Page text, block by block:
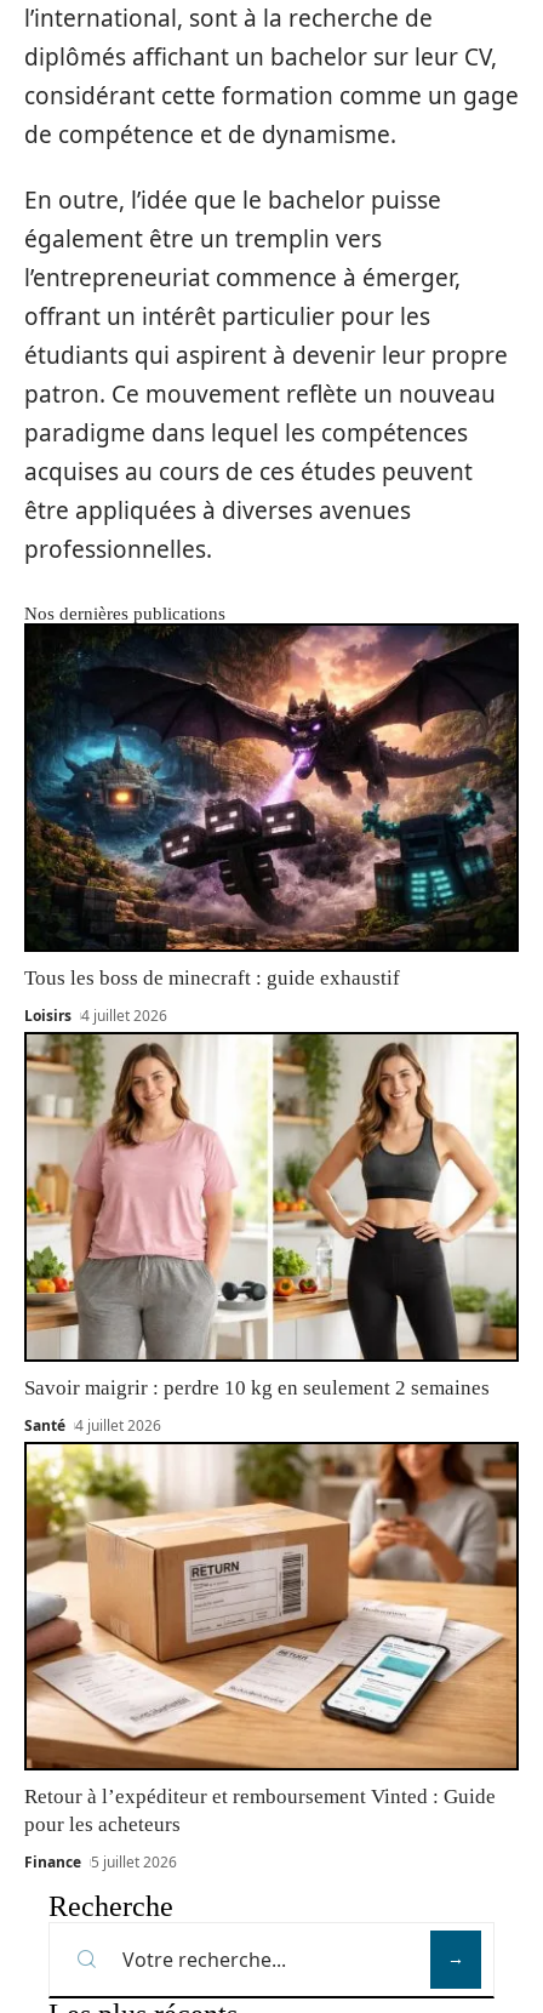
l’international, sont à la recherche de
diplômés affichant un bachelor sur leur CV,
considérant cette formation comme un gage
de compétence et de dynamisme.
En outre, l’idée que le bachelor puisse
également être un tremplin vers
l’entrepreneuriat commence à émerger,
offrant un intérêt particulier pour les
étudiants qui aspirent à devenir leur propre
patron. Ce mouvement reflète un nouveau
paradigme dans lequel les compétences
acquises au cours de ces études peuvent
être appliquées à diverses avenues
professionnelles.
Nos dernières publications
Tous les boss de minecraft : guide exhaustif
Loisirs 4 juillet 2026
Savoir maigrir : perdre 10 kg en seulement 2 semaines
Santé 4 juillet 2026
Retour à l’expéditeur et remboursement Vinted : Guide
pour les acheteurs
Finance 5 juillet 2026
Recherche